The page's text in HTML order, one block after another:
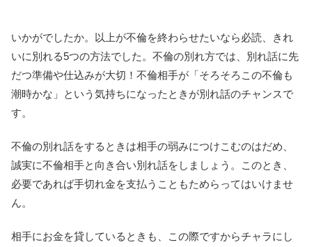
いかがでしたか。以上が不倫を終わらせたいなら必読、きれ
いに別れる5つの方法でした。不倫の別れ方では、別れ話に先
だつ準備や仕込みが大切！不倫相手が「そろそろこの不倫も
潮時かな」という気持ちになったときが別れ話のチャンスで
す。
不倫の別れ話をするときは相手の弱みにつけこむのはだめ、
誠実に不倫相手と向き合い別れ話をしましょう。このとき、
必要であれば手切れ金を支払うこともためらってはいけませ
ん。
相手にお金を貸しているときも、この際ですからチャラにし